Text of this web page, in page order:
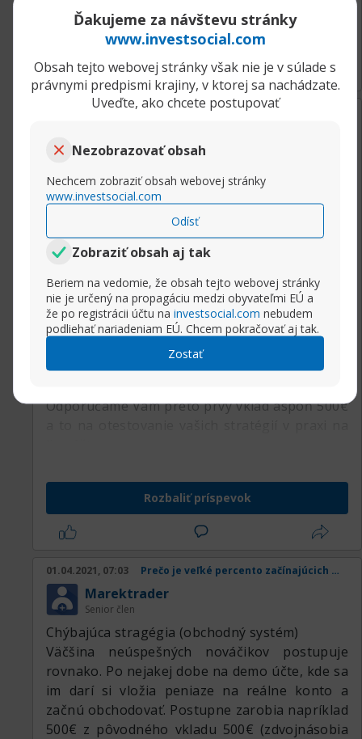
Ďakujeme za návštevu stránky
www.investsocial.com
Obsah tejto webovej stránky však nie je v súlade s
právnymi predpismi krajiny, v ktorej sa nachádzate.
Uveďte, ako chcete postupovať
Nezobrazovať obsah
Nechcem zobraziť obsah webovej stránky
www.investsocial.com
Odísť
Zobraziť obsah aj tak
Beriem na vedomie, že obsah tejto webovej stránky
nie je určený na propagáciu medzi obyvateľmi EÚ a
že po registrácii účtu na investsocial.com nebudem
podliehať nariadeniam EÚ. Chcem pokračovať aj tak.
Zostať
Rozbaliť príspevok
06.04.2021, 09:08
Senior člen
Veľmi nízky počiatočný kapitál
V súčasnosti skoro všetci brokeri (s výnimkou
amerických) vyžadujú nízke prvé vklady zhruba
od úrovne 100€ a viac. Je to preto lebo
konkurencia je vysoká, a tak firmy medzi sebou
vklad však automaticky neznamená že s 50€
alebo 100€ vkladom môžete urobiť dieru do
sveta. Všetci nami odporúčaní fx brokeri
umožňujú obchodovať mikro loty, ale aj
napriek tomu s takýmito nízkymi vkladmi v
Odporúčame Vám preto prvý vklad aspoň 500€
Rozbaliť príspevok
01.04.2021, 07:03 Prečo je veľké percento začínajúcich obchodníkov v strate
Marektrader
Senior člen
Chýbajúca stragégia (obchodný systém)
Väčšina neúspešných nováčikov postupuje
rovnako. Po nejakej dobe na demo účte, kde sa
im darí si vložia peniaze na reálne konto a
začnú obchodovať. Postupne zarobia napríklad
500€ z pôvodného vkladu 500€ (zdvojnásobia